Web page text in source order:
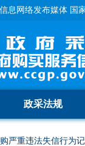
息网络发布媒体 国
政采法规
严重违法失信行为